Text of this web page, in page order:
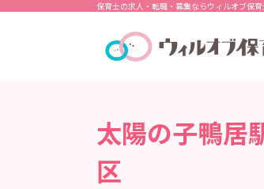
保育士の求人・転職・募集ならウィルオブ保育
太陽の子鴨居
区